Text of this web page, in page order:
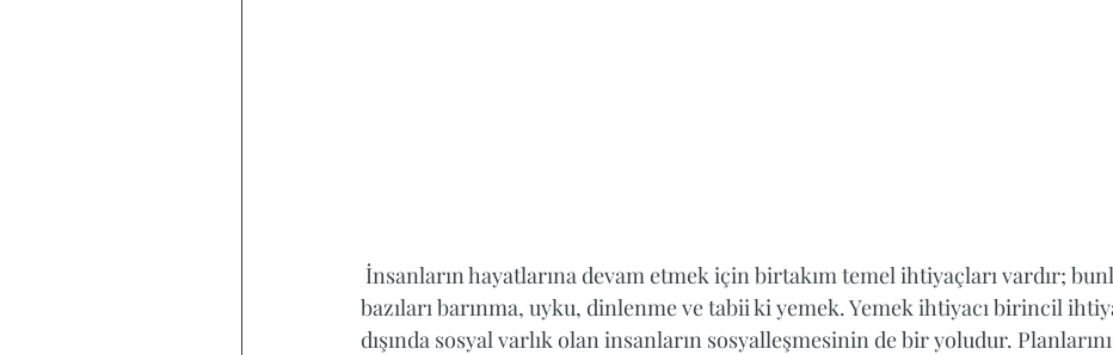
bazıları barınma, uyku, dinlenme ve tabii ki yemek. Yemek ihtiyacı birincil
dışında sosyal varlık olan insanların sosyalleşmesinin de bir yoludur.